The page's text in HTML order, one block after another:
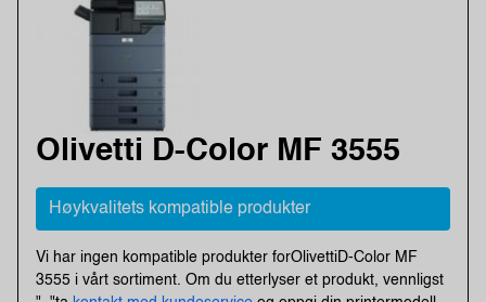
Olivetti D-Color MF 3555
Høykvalitets kompatible produkter
Vi har ingen kompatible produkter forOlivettiD-Color MF
3555 i vårt sortiment. Om du etterlyser et produkt, vennligst